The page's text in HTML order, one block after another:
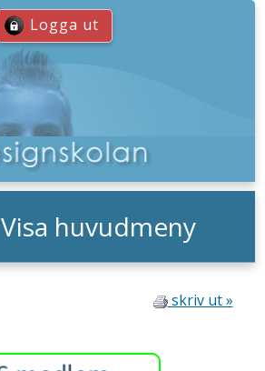
Logga ut
Visa huvudmeny
skriv ut »